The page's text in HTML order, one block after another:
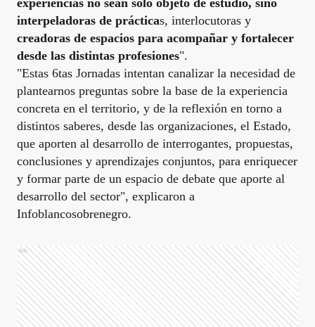
experiencias no sean solo objeto de estudio, sino
interpeladoras de prácticas, interlocutoras y
creadoras de espacios para acompañar y fortalecer
desde las distintas profesiones".
"Estas 6tas Jornadas intentan canalizar la necesidad de
plantearnos preguntas sobre la base de la experiencia
concreta en el territorio, y de la reflexión en torno a
distintos saberes, desde las organizaciones, el Estado,
que aporten al desarrollo de interrogantes, propuestas,
conclusiones y aprendizajes conjuntos, para enriquecer
y formar parte de un espacio de debate que aporte al
desarrollo del sector", explicaron a
Infoblancosobrenegro.
Ads